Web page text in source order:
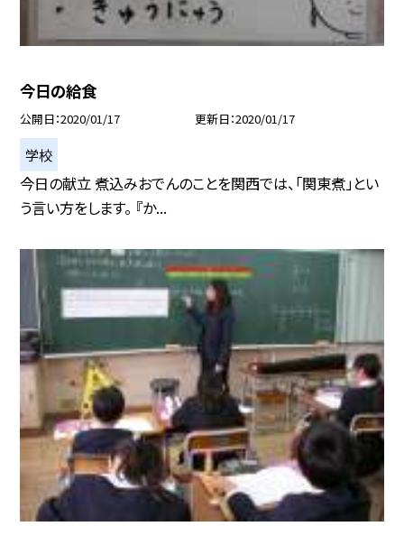
今日の給食
公開日 2020/01/17 更新日 2020/01/17
学校
今日の献立 煮込みおでんのことを関西では、「関東煮」とい
う言い方をします。 『か...